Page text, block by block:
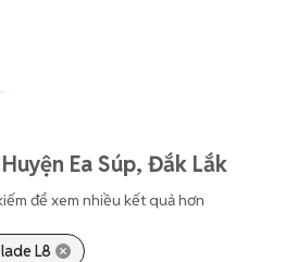
Ea Súp, Đắk Lắk
để xem nhiều kết quả hơn
L8